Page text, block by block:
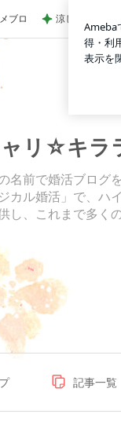
| バリキャリ☆キ
ブロ 涼しい店内で
リ☆キラ
名前で婚活ブロ
カル婚活」で、ハ
し、これまで多く
記事一覧